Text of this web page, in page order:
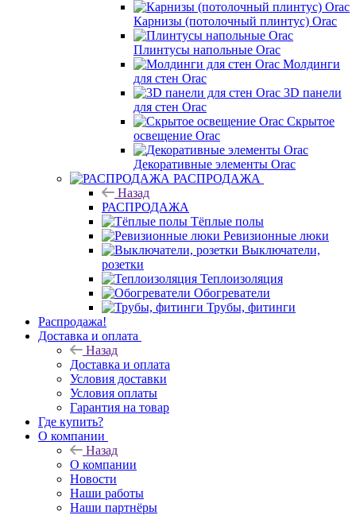
Карнизы (потолочный плинтус) Orac
Плинтусы напольные Orac
Молдинги
для стен Orac
3D панели
для стен Orac
Скрытое
освещение Orac
Декоративные элементы Orac
РАСПРОДАЖА
Назад
РАСПРОДАЖА
Тёплые полы
Ревизионные люки
Выключатели,
розетки
Теплоизоляция
Обогреватели
Трубы, фитинги
Распродажа!
Доставка и оплата
Назад
Доставка и оплата
Условия доставки
Условия оплаты
Гарантия на товар
Где купить?
О компании
Назад
О компании
Новости
Наши работы
Наши партнёры